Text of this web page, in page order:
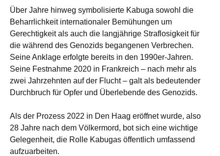
Über Jahre hinweg symbolisierte Kabuga sowohl die
Beharrlichkeit internationaler Bemühungen um
Gerechtigkeit als auch die langjährige Straflosigkeit für
die während des Genozids begangenen Verbrechen.
Seine Anklage erfolgte bereits in den 1990er-Jahren.
Seine Festnahme 2020 in Frankreich – nach mehr als
zwei Jahrzehnten auf der Flucht – galt als bedeutender
Durchbruch für Opfer und Überlebende des Genozids.
Als der Prozess 2022 in Den Haag eröffnet wurde, also
28 Jahre nach dem Völkermord, bot sich eine wichtige
Gelegenheit, die Rolle Kabugas öffentlich umfassend
aufzuarbeiten.